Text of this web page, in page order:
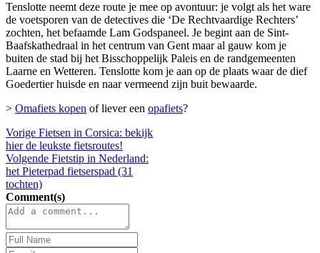
Tenslotte neemt deze route je mee op avontuur: je volgt als het ware
de voetsporen van de detectives die ‘De Rechtvaardige Rechters’
zochten, het befaamde Lam Godspaneel. Je begint aan de Sint-
Baafskathedraal in het centrum van Gent maar al gauw kom je
buiten de stad bij het Bisschoppelijk Paleis en de randgemeenten
Laarne en Wetteren. Tenslotte kom je aan op de plaats waar de dief
Goedertier huisde en naar vermeend zijn buit bewaarde.
> Omafiets kopen of liever een opafiets?
Vorige Fietsen in Corsica: bekijk
hier de leukste fietsroutes!
Volgende Fietstip in Nederland:
het Pieterpad fietserspad (31
tochten)
Comment(s)